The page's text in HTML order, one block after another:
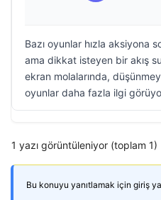
Bazı oyunlar hızla aksiyona
ama dikkat isteyen bir akış
ekran molalarında,
oyunlar daha fazla ilgi
1 yazı görüntüleniyor (toplam 1)
Bu konuyu yanıtlamak için giriş